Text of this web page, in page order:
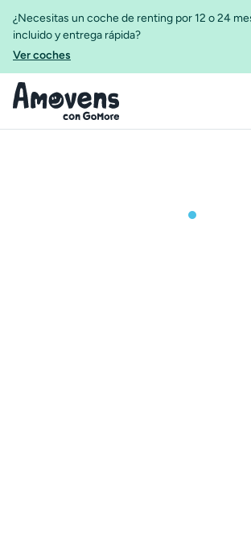
¿Necesitas un coche de renting por 12 o 24
incluido y entrega rápida?
Ver coches